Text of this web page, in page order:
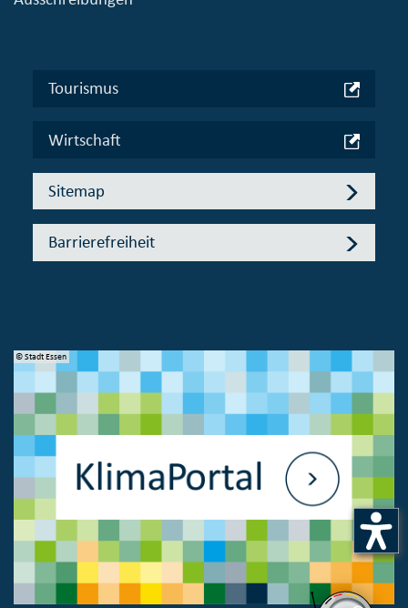
Tourismus
Wirtschaft
Sitemap
Barrierefreiheit
© Stadt Essen